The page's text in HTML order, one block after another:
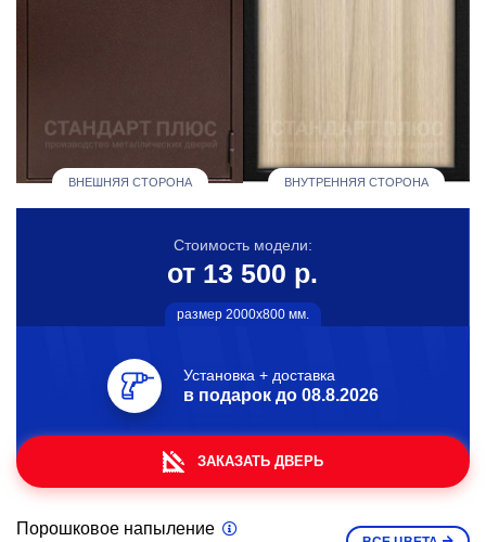
ВНЕШНЯЯ СТОРОНА ВНУТРЕННЯЯ СТОРОНА
Стоимость модели:
от 13 500 р.
размер 2000х800 мм.
Установка + доставка
в подарок до 08.8.2026
ЗАКАЗАТЬ ДВЕРЬ
Порошковое напыление